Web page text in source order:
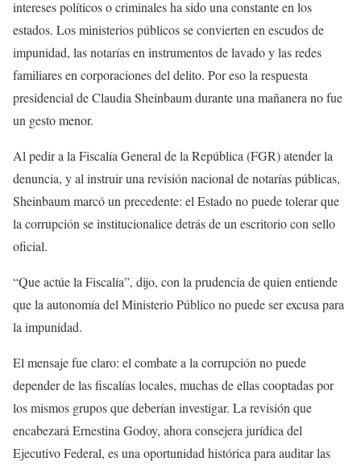
intereses políticos o criminales ha sido una constante en los
estados. Los ministerios públicos se convierten en escudos de
impunidad, las notarías en instrumentos de lavado y las redes
familiares en corporaciones del delito. Por eso la respuesta
presidencial de Claudia Sheinbaum durante una mañanera no fue
un gesto menor.
Al pedir a la Fiscalía General de la República (FGR) atender la
denuncia, y al instruir una revisión nacional de notarías públicas,
Sheinbaum marcó un precedente: el Estado no puede tolerar que
la corrupción se institucionalice detrás de un escritorio con sello
oficial.
“Que actúe la Fiscalía”, dijo, con la prudencia de quien entiende
que la autonomía del Ministerio Público no puede ser excusa para
la impunidad.
El mensaje fue claro: el combate a la corrupción no puede
depender de las fiscalías locales, muchas de ellas cooptadas por
los mismos grupos que deberían investigar. La revisión que
encabezará Ernestina Godoy, ahora consejera jurídica del
Ejecutivo Federal, es una oportunidad histórica para auditar las